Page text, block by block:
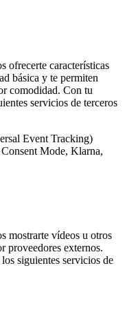
ofrecerte características
básica y te permiten
comodidad. Con tu
servicios de terceros
Event Tracking)
Mode, Klarna,
mostrarte vídeos u otros
proveedores externos.
siguientes servicios de